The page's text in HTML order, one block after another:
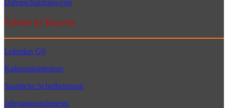
Datenschutzhinweise
Schule in Bayern
Lehrplan G9
Kultusministerium
Staatliche Schulberatung
Jahrgangsstufentests